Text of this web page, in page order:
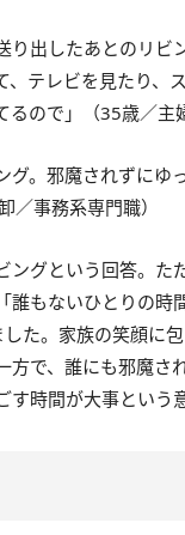
り出したあとのリビ
、テレビを見たり、
るので」（35歳／主
グ。邪魔されずにゆ
／事務系専門職）
ングという回答。た
誰もないひとりの時
た。家族の笑顔に
方で、誰にも邪魔さ
す時間が大事という